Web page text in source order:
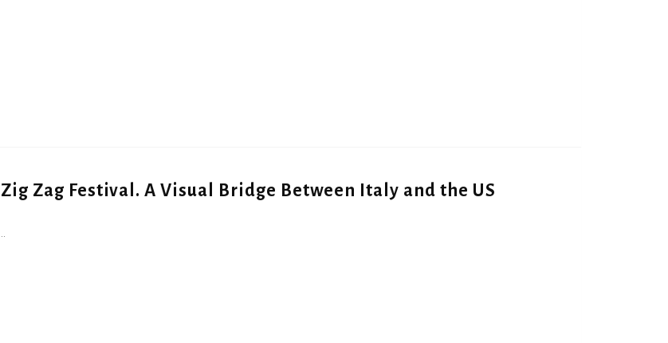
Zig Zag Festival. A Visual Bridge Between Italy and the US
..